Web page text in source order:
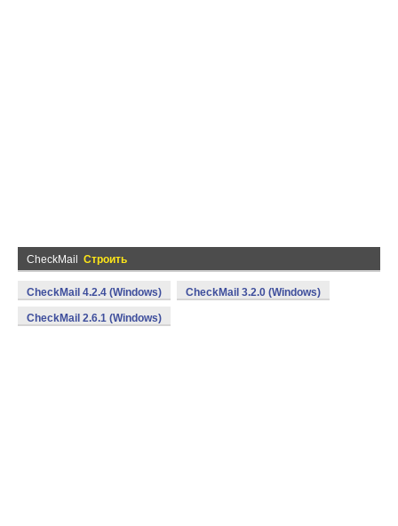
CheckMail Строить
CheckMail 4.2.4 (Windows) CheckMail 3.2.0 (Windows)
CheckMail 2.6.1 (Windows)